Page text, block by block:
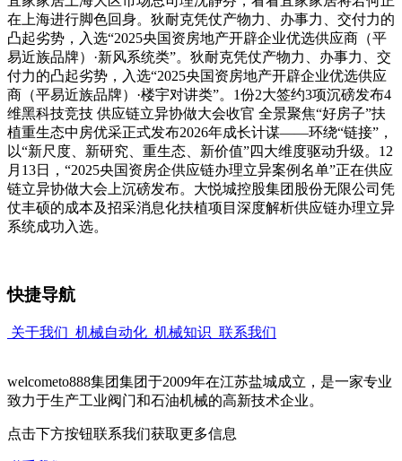
在上海进行脚色回身。狄耐克凭仗产物力、办事力、交付力的
凸起劣势，入选“2025央国资房地产开辟企业优选供应商（平
易近族品牌）·新风系统类”。狄耐克凭仗产物力、办事力、交
付力的凸起劣势，入选“2025央国资房地产开辟企业优选供应
商（平易近族品牌）·楼宇对讲类”。1份2大签约3项沉磅发布4
维黑科技竞技 供应链立异协做大会收官 全景聚焦“好房子”扶
植重生态中房优采正式发布2026年成长计谋——环绕“链接”，
以“新尺度、新研究、重生态、新价值”四大维度驱动升级。12
月13日，“2025央国资房企供应链办理立异案例名单”正在供应
链立异协做大会上沉磅发布。大悦城控股集团股份无限公司凭
仗丰硕的成本及招采消息化扶植项目深度解析供应链办理立异
系统成功入选。
快捷导航
关于我们 机械自动化 机械知识 联系我们
welcometo888集团集团于2009年在江苏盐城成立，是一家专业
致力于生产工业阀门和石油机械的高新技术企业。
点击下方按钮联系我们获取更多信息